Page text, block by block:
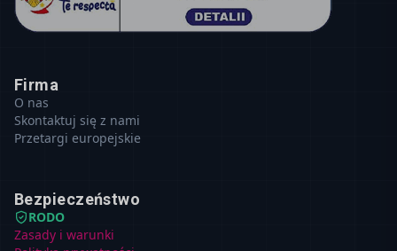
Firma
O nas
Skontaktuj się z nami
Przetargi europejskie
Bezpieczeństwo
RODO
Zasady i warunki